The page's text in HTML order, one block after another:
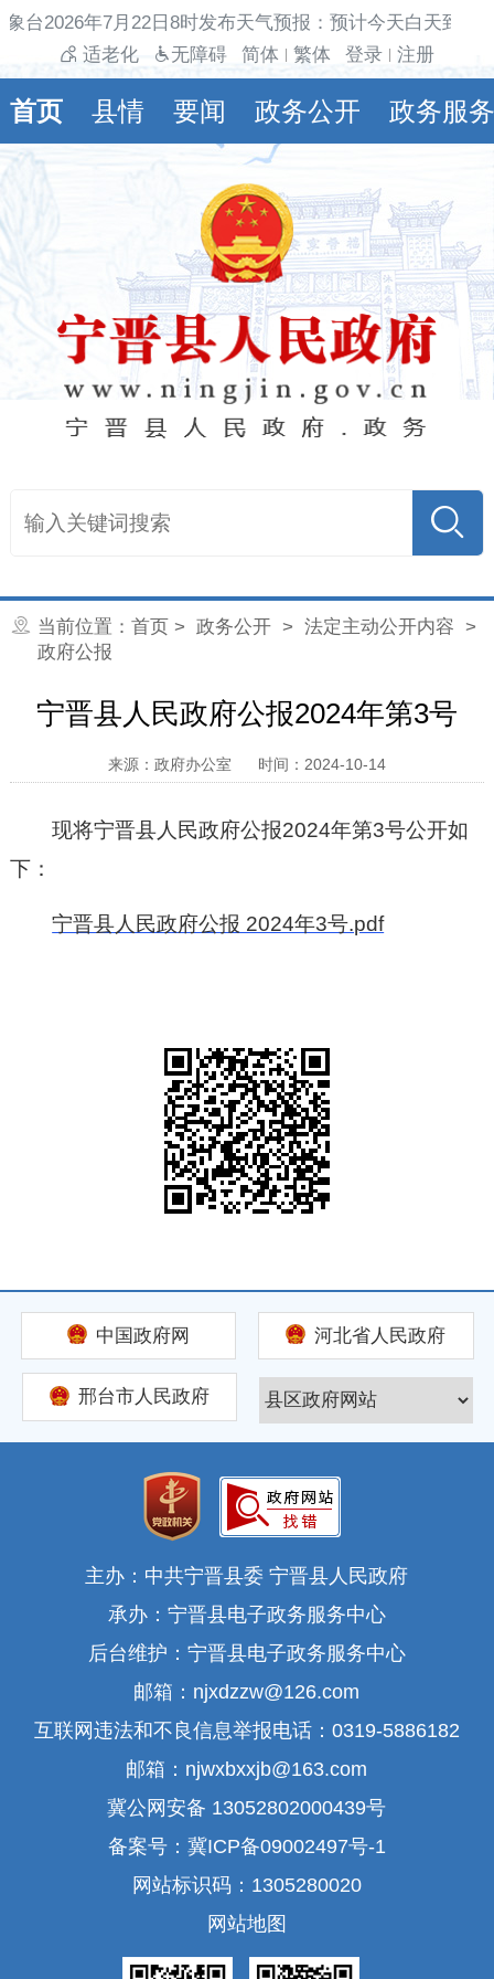
台2026年7月22日8时发布天气预报：预计今天白天到
适老化
无障碍 简体 繁体 登录 注册
首页 县情 要闻 政务公开 政务服务
当前位置： 首页 > 政务公开> 法定主动公开内容 >
政府公报
宁晋县人民政府公报2024年第3号
来源：政府办公室 时间：2024-10-14
现将宁晋县人民政府公报2024年第3号公开如
下：
宁晋县人民政府公报 2024年3号.pdf
中国政府网 河北省人民政府
邢台市人民政府
主办：中共宁晋县委 宁晋县人民政府
承办：宁晋县电子政务服务中心
后台维护：宁晋县电子政务服务中心
邮箱：njxdzzw@126.com
互联网违法和不良信息举报电话：0319-5886182
邮箱：njwxbxxjb@163.com
冀公网安备 13052802000439号
备案号：冀ICP备09002497号-1
网站标识码：1305280020
网站地图